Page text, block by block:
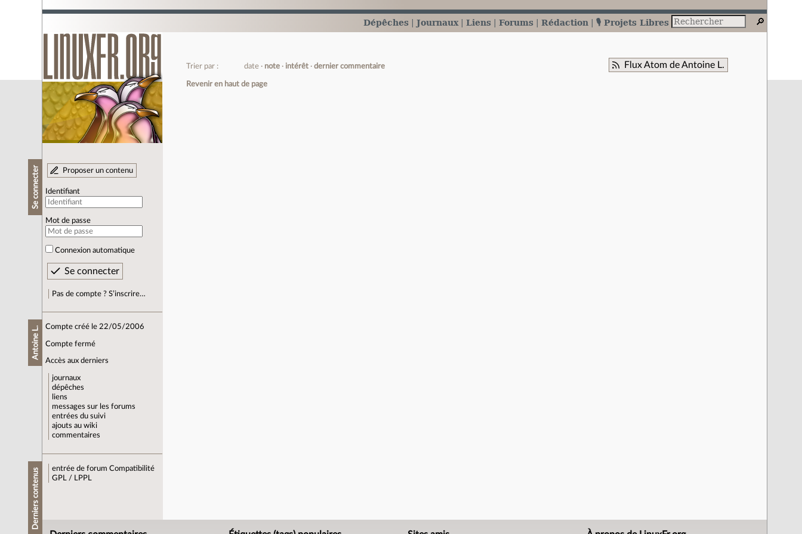
Dépêches Journaux Liens Forums Rédaction 🎙️ Projets Libres
Se connecter Proposer un contenu
Identifiant
Mot de passe
Connexion automatique
Pas de compte ? S’inscrire…
Antoine L. Compte créé le 22/05/2006
Compte fermé
Accès aux derniers
journaux
dépêches
liens
messages sur les forums
entrées du suivi
ajouts au wiki
commentaires
Derniers contenus entrée de forum Compatibilité
GPL / LPPL
Flux Atom de Antoine L.
Trier par : date note intérêt dernier commentaire
Revenir en haut de page